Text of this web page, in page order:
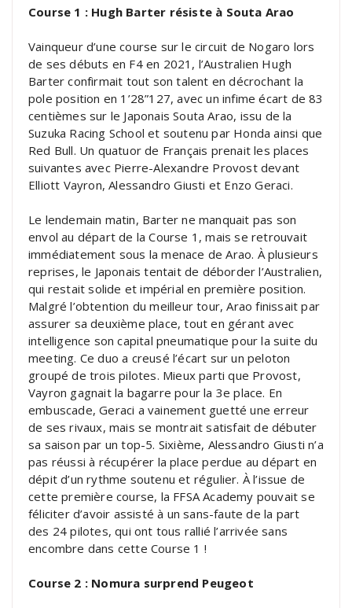
Course 1 : Hugh Barter résiste à Souta Arao
Vainqueur d’une course sur le circuit de Nogaro lors
de ses débuts en F4 en 2021, l’Australien Hugh
Barter confirmait tout son talent en décrochant la
pole position en 1’28”127, avec un infime écart de 83
centièmes sur le Japonais Souta Arao, issu de la
Suzuka Racing School et soutenu par Honda ainsi que
Red Bull. Un quatuor de Français prenait les places
suivantes avec Pierre-Alexandre Provost devant
Elliott Vayron, Alessandro Giusti et Enzo Geraci.
Le lendemain matin, Barter ne manquait pas son
envol au départ de la Course 1, mais se retrouvait
immédiatement sous la menace de Arao. À plusieurs
reprises, le Japonais tentait de déborder l’Australien,
qui restait solide et impérial en première position.
Malgré l’obtention du meilleur tour, Arao finissait par
assurer sa deuxième place, tout en gérant avec
intelligence son capital pneumatique pour la suite du
meeting. Ce duo a creusé l’écart sur un peloton
groupé de trois pilotes. Mieux parti que Provost,
Vayron gagnait la bagarre pour la 3e place. En
embuscade, Geraci a vainement guetté une erreur
de ses rivaux, mais se montrait satisfait de débuter
sa saison par un top-5. Sixième, Alessandro Giusti n’a
pas réussi à récupérer la place perdue au départ en
dépit d’un rythme soutenu et régulier. À l’issue de
cette première course, la FFSA Academy pouvait se
féliciter d’avoir assisté à un sans-faute de la part
des 24 pilotes, qui ont tous rallié l’arrivée sans
encombre dans cette Course 1 !
Course 2 : Nomura surprend Peugeot